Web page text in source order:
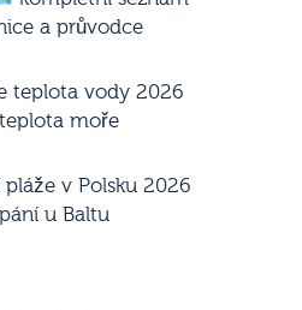
a průvodce
teplota vody 2026
moře
v Polsku 2026
u Baltu